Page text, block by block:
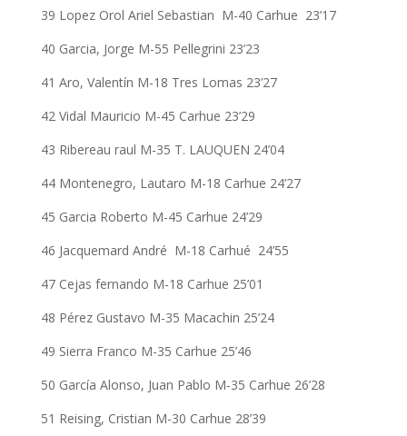
39 Lopez Orol Ariel Sebastian M-40 Carhue 23’17
40 Garcia, Jorge M-55 Pellegrini 23’23
41 Aro, Valentín M-18 Tres Lomas 23’27
42 Vidal Mauricio M-45 Carhue 23’29
43 Ribereau raul M-35 T. LAUQUEN 24’04
44 Montenegro, Lautaro M-18 Carhue 24’27
45 Garcia Roberto M-45 Carhue 24’29
46 Jacquemard André M-18 Carhué 24’55
47 Cejas fernando M-18 Carhue 25’01
48 Pérez Gustavo M-35 Macachin 25’24
49 Sierra Franco M-35 Carhue 25’46
50 García Alonso, Juan Pablo M-35 Carhue 26’28
51 Reising, Cristian M-30 Carhue 28’39